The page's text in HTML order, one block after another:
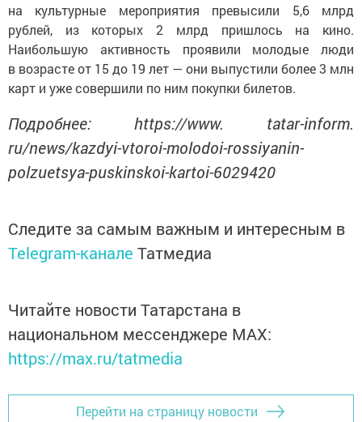
на культурные мероприятия превысили 5,6 млрд
рублей, из которых 2 млрд пришлось на кино.
Наибольшую активность проявили молодые люди
в возрасте от 15 до 19 лет — они выпустили более 3 млн
карт и уже совершили по ним покупки билетов.
Подробнее: https://www. tatar-inform.
ru/news/kazdyi-vtoroi-molodoi-rossiyanin-
polzuetsya-puskinskoi-kartoi-6029420
Следите за самым важным и интересным в
Telegram-канале Татмедиа
Читайте новости Татарстана в
национальном мессенджере MАХ:
https://max.ru/tatmedia
Перейти на страницу новости